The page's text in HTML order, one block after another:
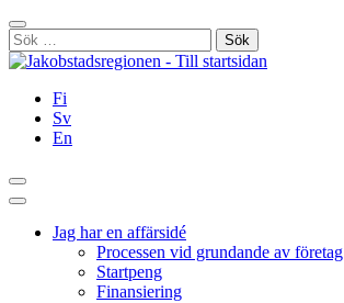
Hoppa
till
innehållet
Stäng
Sök
efter:
Fi
Sv
En
Sök
Huvudmeny
Jag har en affärsidé
Processen vid grundande av företag
Startpeng
Finansiering